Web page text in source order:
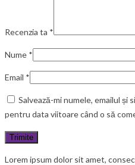
Recenzia ta *
Nume *
Email *
Salvează-mi numele, emailul
pentru data viitoare când o să
Lorem ipsum dolor sit amet,